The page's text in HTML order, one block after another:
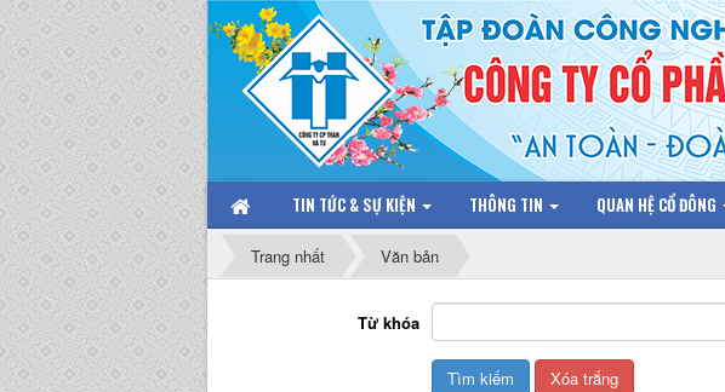
TIN TỨC & SỰ KIỆN THÔNG TIN QUAN HỆ CỔ ĐÔNG
Trang nhất Văn bản
Từ khóa